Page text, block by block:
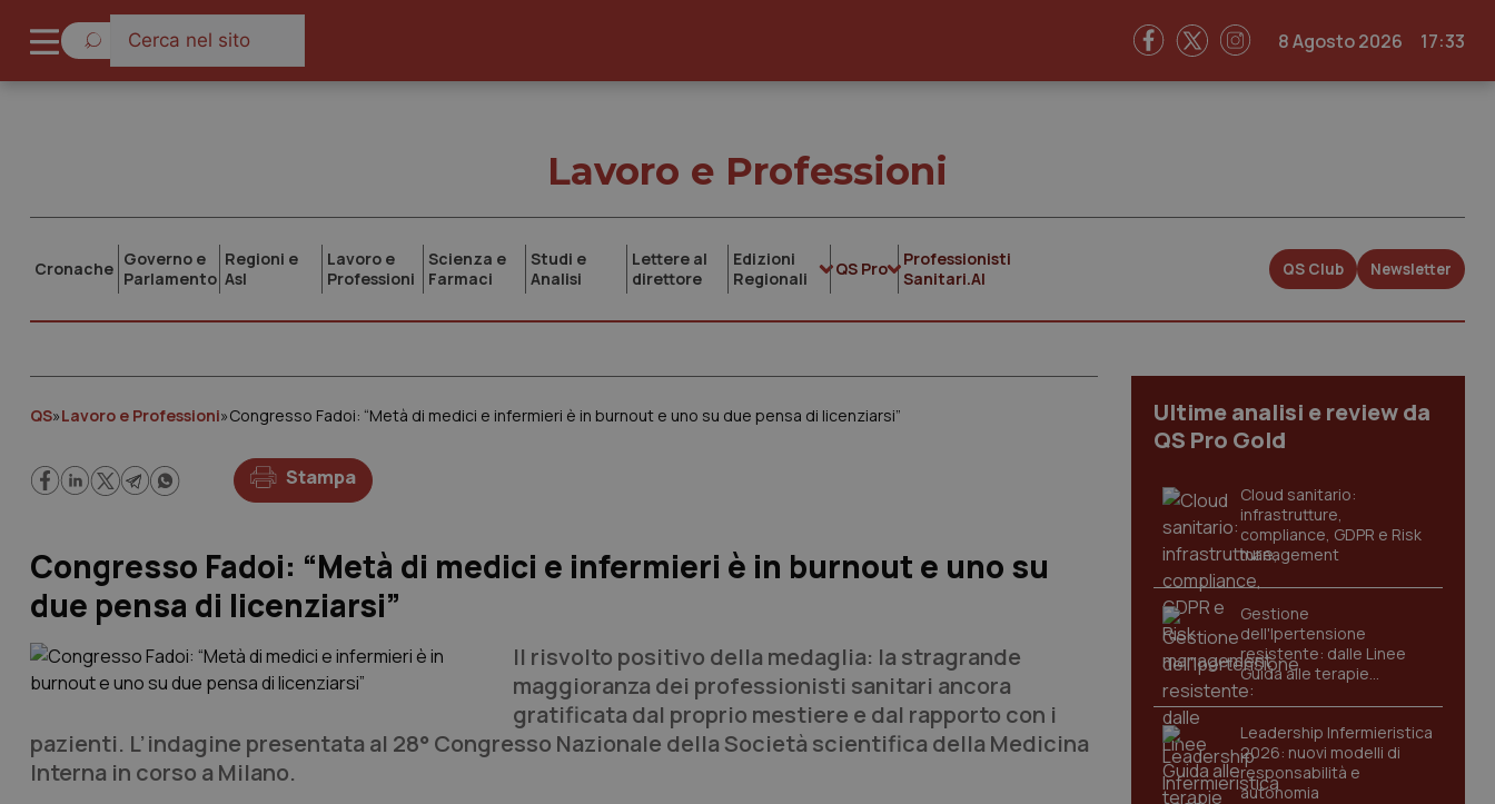
8 Agosto 2026 17:33
Lavoro e Professioni
Cronache Governo e
Parlamento
Regioni e
Asl
Lavoro e
Professioni
Scienza e
Farmaci
Studi e
Analisi
Lettere al
direttore
Edizioni
Regionali
QS Pro
Professionisti
Sanitari.AI
QS Club Newsletter
QS»Lavoro e Professioni»Congresso Fadoi: “Metà di medici e infermieri è in burnout e uno su due pensa di licenziarsi”
Stampa
Congresso Fadoi: “Metà di medici e infermieri è in burnout e uno su
due pensa di licenziarsi”
Il risvolto positivo della medaglia: la stragrande
maggioranza dei professionisti sanitari ancora
gratificata dal proprio mestiere e dal rapporto con i
pazienti. L’indagine presentata al 28° Congresso Nazionale della Società scientifica della Medicina
Interna in corso a Milano.
Ultime analisi e review da
QS Pro Gold
Cloud sanitario:
infrastrutture,
compliance, GDPR e Risk
management
Gestione
dell'Ipertensione
resistente: dalle Linee
Guida alle terapie
innovative
Leadership Infermieristica
2026: nuovi modelli di
responsabilità e
autonomia